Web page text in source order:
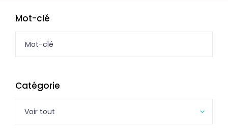
Mot-clé
Catégorie
Voir tout